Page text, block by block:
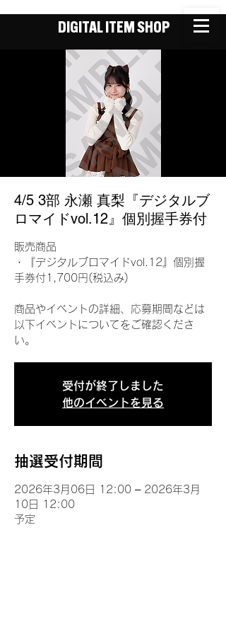
DIGITAL ITEM SHOP
4/5 3部 永瀬 真梨『デジタルブ
ロマイドvol.12』個別握手券付
販売商品
・『デジタルブロマイドvol.12』個別握
手券付1,700円(税込み)
商品やイベントの詳細、応募期間などは
以下イベントについてをご確認くださ
い。
受付が終了しました
他のイベントを見る
抽選受付期間
2026年3月06日 12:00 – 2026年3月
10日 12:00
予定